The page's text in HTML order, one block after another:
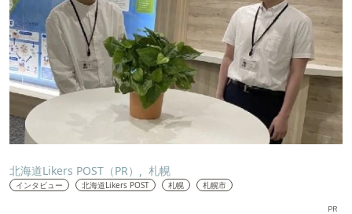
北海道Likers POST（PR） 札幌
インタビュー 北海道Likers POST 札幌 札幌市
PR